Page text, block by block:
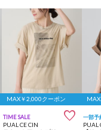
MAX￥2,000クーポン
TIME SALE 
PUAL CE CIN
一部予
PUAL